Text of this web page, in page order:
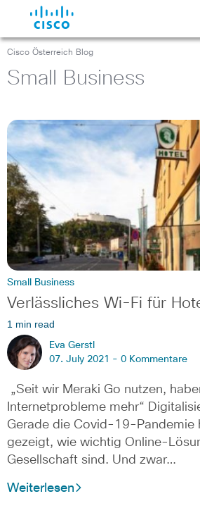
Cisco Österreich Blog
Small Business
Small Business
Verlässliches Wi-Fi für
1 min read
Eva Gerstl
07. July 2021 - 0 Kommentare
„Seit wir Meraki Go nutzen,
Internetprobleme mehr“
Gerade die Covid-19-Pandemie
gezeigt, wie wichtig Online-
Gesellschaft sind. Und zwar…
Weiterlesen